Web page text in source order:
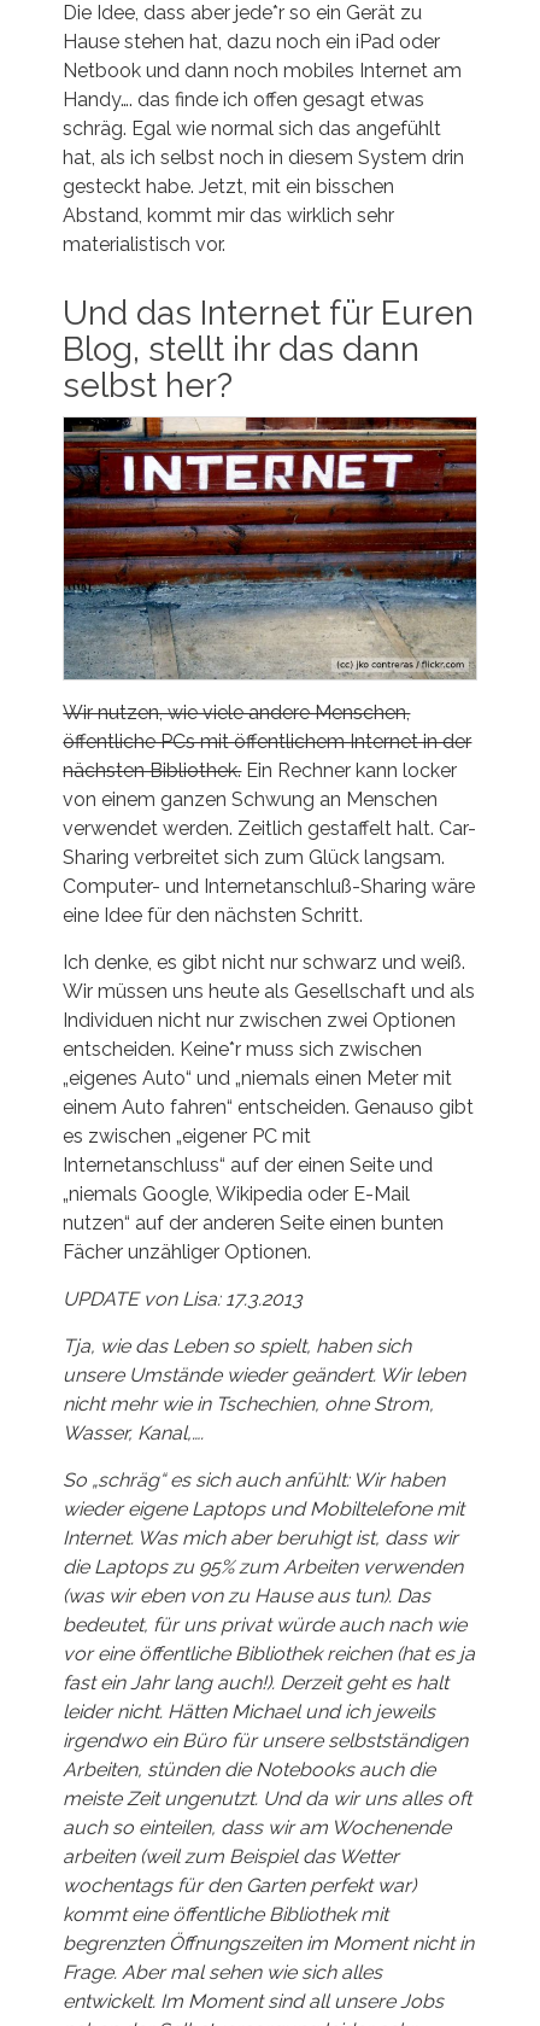
Die Idee, dass aber jede*r so ein Gerät zu
Hause stehen hat, dazu noch ein iPad oder
Netbook und dann noch mobiles Internet am
Handy…. das finde ich offen gesagt etwas
schräg. Egal wie normal sich das angefühlt
hat, als ich selbst noch in diesem System drin
gesteckt habe. Jetzt, mit ein bisschen
Abstand, kommt mir das wirklich sehr
materialistisch vor.
Und das Internet für Euren
Blog, stellt ihr das dann
selbst her?
Wir nutzen, wie viele andere Menschen,
öffentliche PCs mit öffentlichem Internet in der
nächsten Bibliothek.Ein Rechner kann locker
von einem ganzen Schwung an Menschen
verwendet werden. Zeitlich gestaffelt halt. Car-
Sharing verbreitet sich zum Glück langsam.
Computer- und Internetanschluß-Sharing wäre
eine Idee für den nächsten Schritt.
Ich denke, es gibt nicht nur schwarz und weiß.
Wir müssen uns heute als Gesellschaft und als
Individuen nicht nur zwischen zwei Optionen
entscheiden. Keine*r muss sich zwischen
„eigenes Auto“ und „niemals einen Meter mit
einem Auto fahren“ entscheiden. Genauso gibt
es zwischen „eigener PC mit
Internetanschluss“ auf der einen Seite und
„niemals Google, Wikipedia oder E-Mail
nutzen“ auf der anderen Seite einen bunten
Fächer unzähliger Optionen.
UPDATE von Lisa: 17.3.2013
Tja, wie das Leben so spielt, haben sich
unsere Umstände wieder geändert. Wir leben
nicht mehr wie in Tschechien, ohne Strom,
Wasser, Kanal,….
So „schräg“ es sich auch anfühlt: Wir haben
wieder eigene Laptops und Mobiltelefone mit
Internet. Was mich aber beruhigt ist, dass wir
die Laptops zu 95% zum Arbeiten verwenden
(was wir eben von zu Hause aus tun). Das
bedeutet, für uns privat würde auch nach wie
vor eine öffentliche Bibliothek reichen (hat es ja
fast ein Jahr lang auch!). Derzeit geht es halt
leider nicht. Hätten Michael und ich jeweils
irgendwo ein Büro für unsere selbstständigen
Arbeiten, stünden die Notebooks auch die
meiste Zeit ungenutzt. Und da wir uns alles oft
auch so einteilen, dass wir am Wochenende
arbeiten (weil zum Beispiel das Wetter
wochentags für den Garten perfekt war)
kommt eine öffentliche Bibliothek mit
begrenzten Öffnungszeiten im Moment nicht in
Frage. Aber mal sehen wie sich alles
entwickelt. Im Moment sind all unsere Jobs